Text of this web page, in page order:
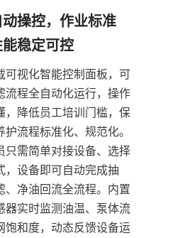
操控，作业标准
稳定可控
可视化智能控制面板，可
流程全自动化运行，操作
，降低员工培训门槛，保
护流程标准化、规范化。
只需简单对接设备、选择
，设备即可自动完成抽
、净油回流全流程。内置
器实时监测油温、泵体流
饱和度，动态反馈设备运